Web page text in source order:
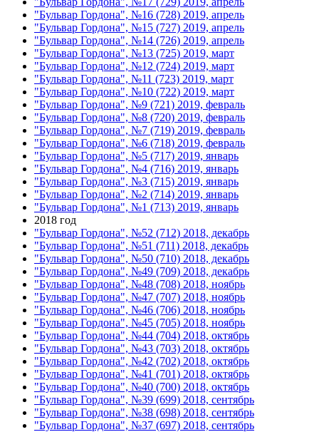
"Бульвар Гордона", №16 (728) 2019, апрель
"Бульвар Гордона", №15 (727) 2019, апрель
"Бульвар Гордона", №14 (726) 2019, апрель
"Бульвар Гордона", №13 (725) 2019, март
"Бульвар Гордона", №12 (724) 2019, март
"Бульвар Гордона", №11 (723) 2019, март
"Бульвар Гордона", №10 (722) 2019, март
"Бульвар Гордона", №9 (721) 2019, февраль
"Бульвар Гордона", №8 (720) 2019, февраль
"Бульвар Гордона", №7 (719) 2019, февраль
"Бульвар Гордона", №6 (718) 2019, февраль
"Бульвар Гордона", №5 (717) 2019, январь
"Бульвар Гордона", №4 (716) 2019, январь
"Бульвар Гордона", №3 (715) 2019, январь
"Бульвар Гордона", №2 (714) 2019, январь
"Бульвар Гордона", №1 (713) 2019, январь
2018 год
"Бульвар Гордона", №52 (712) 2018, декабрь
"Бульвар Гордона", №51 (711) 2018, декабрь
"Бульвар Гордона", №50 (710) 2018, декабрь
"Бульвар Гордона", №49 (709) 2018, декабрь
"Бульвар Гордона", №48 (708) 2018, ноябрь
"Бульвар Гордона", №47 (707) 2018, ноябрь
"Бульвар Гордона", №46 (706) 2018, ноябрь
"Бульвар Гордона", №45 (705) 2018, ноябрь
"Бульвар Гордона", №44 (704) 2018, октябрь
"Бульвар Гордона", №43 (703) 2018, октябрь
"Бульвар Гордона", №42 (702) 2018, октябрь
"Бульвар Гордона", №41 (701) 2018, октябрь
"Бульвар Гордона", №40 (700) 2018, октябрь
"Бульвар Гордона", №39 (699) 2018, сентябрь
"Бульвар Гордона", №38 (698) 2018, сентябрь
"Бульвар Гордона", №37 (697) 2018, сентябрь